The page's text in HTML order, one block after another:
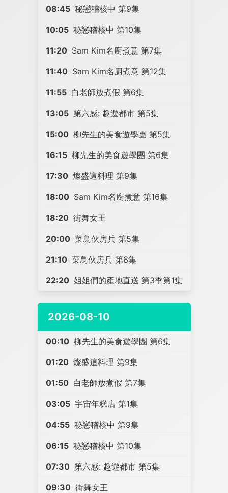
08:45 秘戀稽核中 第9集
10:05 秘戀稽核中 第10集
11:20 Sam Kim名廚煮意 第7集
11:40 Sam Kim名廚煮意 第12集
11:55 白老師放煮假 第6集
13:05 第六感: 趣遊都市 第5集
15:00 柳先生的美食遊學團 第5集
16:15 柳先生的美食遊學團 第6集
17:30 燦盛這料理 第9集
18:00 Sam Kim名廚煮意 第16集
18:20 街舞女王
20:00 菜鳥伙房兵 第5集
21:10 菜鳥伙房兵 第6集
22:20 姐姐們的產地直送 第3季第1集
2026-08-10
00:10 柳先生的美食遊學團 第6集
01:20 燦盛這料理 第9集
01:50 白老師放煮假 第7集
03:05 宇宙年糕店 第1集
04:55 秘戀稽核中 第9集
06:15 秘戀稽核中 第10集
07:30 第六感: 趣遊都市 第5集
09:30 街舞女王